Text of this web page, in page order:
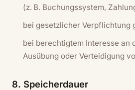
(z. B. Buchungssystem,
bei gesetzlicher Verpflichtung
bei berechtigtem Interesse an
Ausübung oder Verteidigung
8. Speicherdauer